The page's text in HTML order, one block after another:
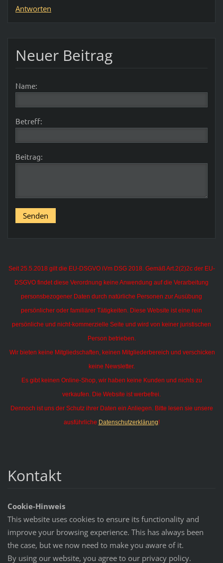
Antworten
Neuer Beitrag
Name:
Betreff:
Beitrag:
Seit 25.5.2018 gilt die EU-DSGVO iVm DSG 2018. Gemäß Art.2(2)2c der EU-
DSGVO findet diese Verordnung keine Anwendung auf die Verarbeitung
personsbezogener Daten durch natürliche Personen zur Ausübung
persönlicher oder familiärer Tätigkeiten. Diese Website ist eine rein
persönliche und nicht-kommerzielle Seite und wird von keiner juristischen
Person betrieben.
Wir bieten keine Mitgliedschaften, keinen Mitgliederbereich und verschicken
keine Newsletter.
Es gibt keinen Online-Shop, wir haben keine Kunden und nichts zu
verkaufen. Die Website ist werbefrei.
Dennoch ist uns der Schutz ihrer Daten ein Anliegen. Bitte lesen sie unsere
ausführliche Datenschutzerklärung!
Kontakt
Cookie-Hinweis
This website uses cookies to ensure its functionality and
improve your browsing experience. This has always been
the case, but we now need to make you aware of it.
By using our website, you agree to our privacy policy.